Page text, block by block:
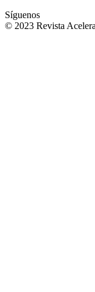
Síguenos
© 2023 Revista